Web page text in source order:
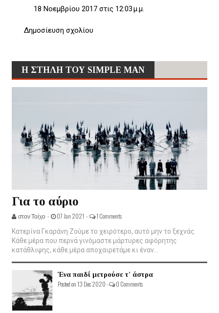
18 Νοεμβρίου 2017 στις 12:03 μ.μ.
Δημοσίευση σχολίου
Η ΣΤΗΛΗ ΤΟΥ SIMPLE MAN
Για το αύριο
στον Τοίχο - 07 Jan 2021 - 1 Comments
Κατερίνα Γκαράνη Ζούμε το χειρότερο, αυτό μην το ξεχνάς.
Κάθε μέρα που περνά γινόμαστε μάρτυρες αφόρητης
κατάθλιψης, κάθε μέρα αποχαιρετάμε κι έναν...
Ένα παιδί μετρούσε τ' άστρα
Posted on 13 Dec 2020 - 0 Comments